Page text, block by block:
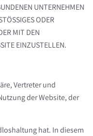
UNTERNEHMEN
ODER IL
MIT DEN AL
EINZUSTELLEN.
Vertreter und
der Website, der
hat. In diesem